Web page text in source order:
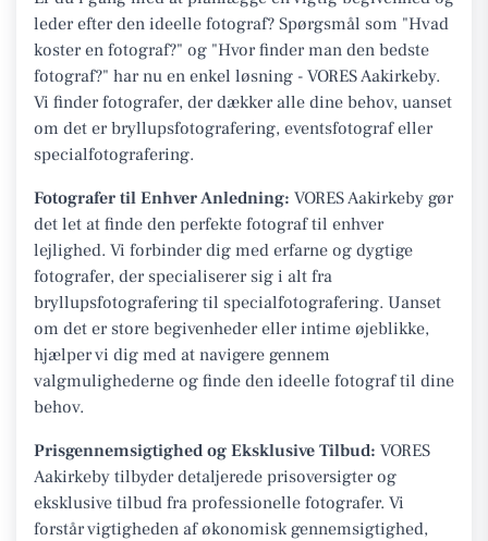
leder efter den ideelle fotograf? Spørgsmål som "Hvad
koster en fotograf?" og "Hvor finder man den bedste
fotograf?" har nu en enkel løsning - VORES Aakirkeby.
Vi finder fotografer, der dækker alle dine behov, uanset
om det er bryllupsfotografering, eventsfotograf eller
specialfotografering.
Fotografer til Enhver Anledning: VORES Aakirkeby gør
det let at finde den perfekte fotograf til enhver
lejlighed. Vi forbinder dig med erfarne og dygtige
fotografer, der specialiserer sig i alt fra
bryllupsfotografering til specialfotografering. Uanset
om det er store begivenheder eller intime øjeblikke,
hjælper vi dig med at navigere gennem
valgmulighederne og finde den ideelle fotograf til dine
behov.
Prisgennemsigtighed og Eksklusive Tilbud: VORES
Aakirkeby tilbyder detaljerede prisoversigter og
eksklusive tilbud fra professionelle fotografer. Vi
forstår vigtigheden af økonomisk gennemsigtighed,